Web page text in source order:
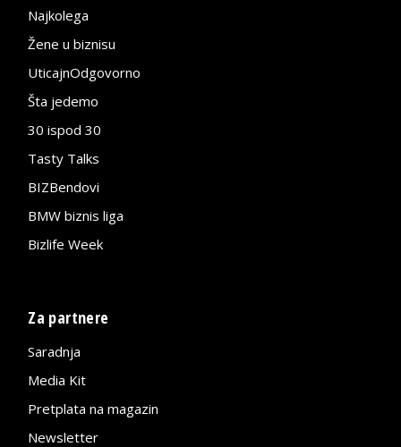
Najkolega
Žene u biznisu
UticajnOdgovorno
Šta jedemo
30 ispod 30
Tasty Talks
BIZBendovi
BMW biznis liga
Bizlife Week
Za partnere
Saradnja
Media Kit
Pretplata na magazin
Newsletter